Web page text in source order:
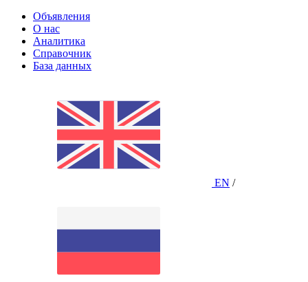
Объявления
О нас
Аналитика
Справочник
База данных
EN /